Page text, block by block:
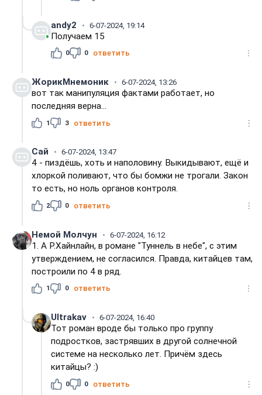
andy2 6-07-2024, 19:14
Получаем 15
0 0 ответить
ЖорикМнемоник 6-07-2024, 13:26
вот так манипуляция фактами работает, но
последняя верна...
1 3 ответить
Сай 6-07-2024, 13:47
4 - пиздёшь, хоть и наполовину. Выкидывают, ещё и
хлоркой поливают, что бы бомжи не трогали. Закон
то есть, но ноль органов контроля.
2 0 ответить
Немой Молчун 6-07-2024, 16:12
1. А Р.Хайнлайн, в романе "Туннель в небе", с этим
утверждением, не согласился. Правда, китайцев там,
построили по 4 в ряд.
1 0 ответить
Ultrakav 6-07-2024, 16:40
Тот роман вроде бы только про группу
подростков, застрявших в другой солнечной
системе на несколько лет. Причём здесь
китайцы? :)
0 0 ответить